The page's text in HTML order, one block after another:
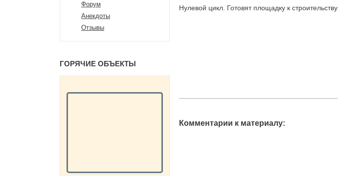
Форум
Анекдоты
Отзывы
ГОРЯЧИЕ ОБЪЕКТЫ
Нулевой цикл. Готовят площадку к строительству.
Комментарии к материалу: